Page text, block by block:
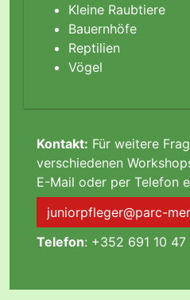
Kleine Raubtiere
Bauernhöfe
Reptilien
Vögel
Kontakt: Für weitere
verschiedenen
E-Mail oder per Telefon
juniorpfleger@parc-
Telefon: +352 691 10 47